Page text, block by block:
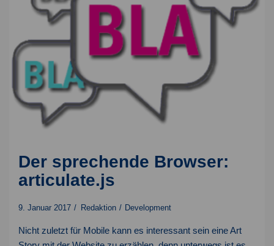
Der sprechende Browser:
articulate.js
9. Januar 2017 Redaktion Development
Nicht zuletzt für Mobile kann es interessant sein eine Art